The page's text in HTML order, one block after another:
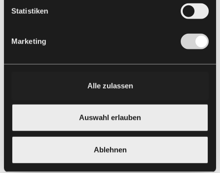
Statistiken
Marketing
Alle zulassen
Auswahl erlauben
Ablehnen